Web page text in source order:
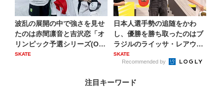
波乱の展開の中で強さを見せ
たのは赤間凛音と吉沢恋「オ
リンピック予選シリーズ(O
Q...
SKATE
日本人選手勢の追随をかわ
し、優勝を勝ち取ったのはブ
ラジルのライッサ・レアウ
「20...
SKATE
Recommended by
注目キーワード